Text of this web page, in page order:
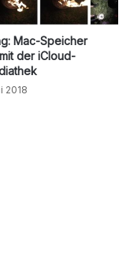
Mac-Speicher
der iCloud-
2018